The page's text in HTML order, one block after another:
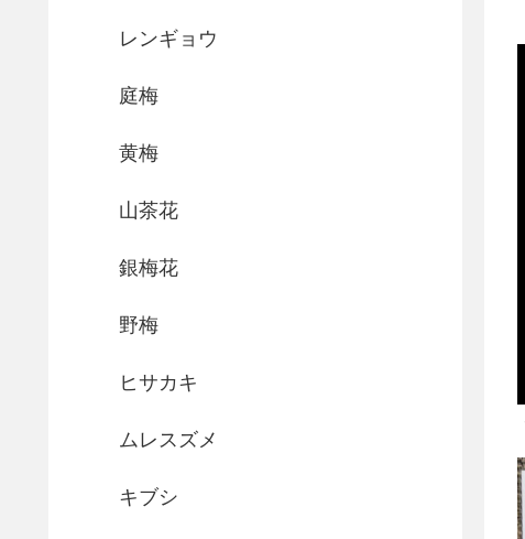
レンギョウ
庭梅
黄梅
山茶花
銀梅花
野梅
ヒサカキ
ムレスズメ
キブシ